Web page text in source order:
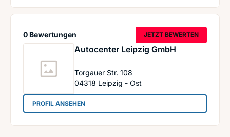
Autocenter Leipzig GmbH
Torgauer Str. 108
04318 Leipzig - Ost
0 Bewertungen JETZT BEWERTEN
PROFIL ANSEHEN: Autocenter Leipzig GmbH